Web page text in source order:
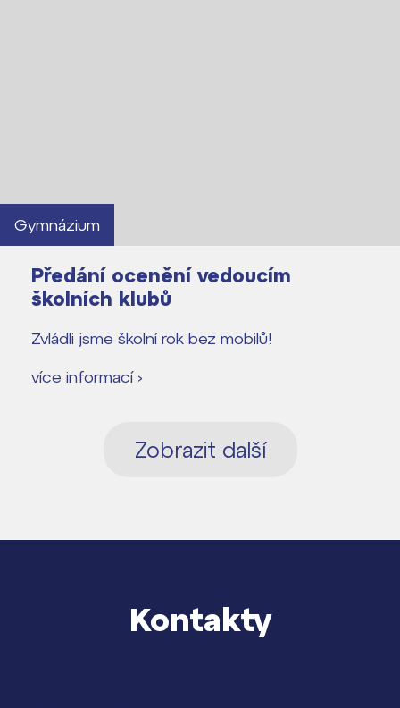
Gymnázium
Předání ocenění vedoucím
školních klubů
Zvládli jsme školní rok bez mobilů!
více informací ›
Zobrazit další
Kontakty